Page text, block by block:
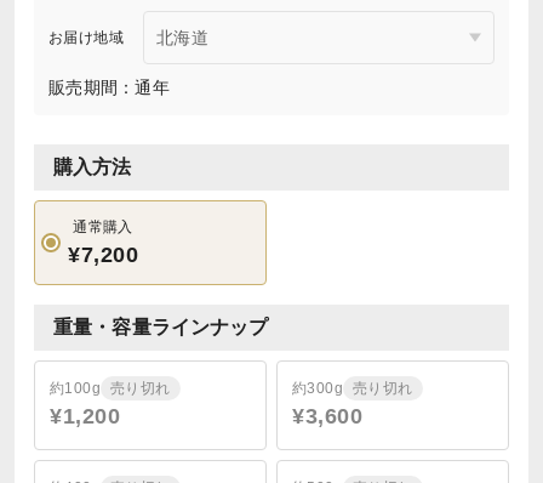
お届け地域
販売期間：通年
購入方法
通常購入
¥7,200
重量・容量ラインナップ
約100g 売り切れ
¥1,200
約300g 売り切れ
¥3,600